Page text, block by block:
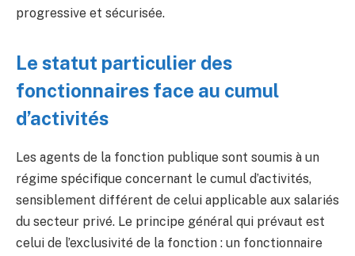
progressive et sécurisée.
Le statut particulier des
fonctionnaires face au cumul
d’activités
Les agents de la fonction publique sont soumis à un
régime spécifique concernant le cumul d’activités,
sensiblement différent de celui applicable aux salariés
du secteur privé. Le principe général qui prévaut est
celui de l’exclusivité de la fonction : un fonctionnaire